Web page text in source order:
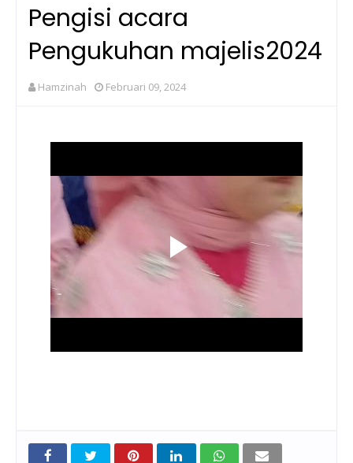
Pengisi acara
Pengukuhan majelis2024
Hamzinah Februari 09, 2024